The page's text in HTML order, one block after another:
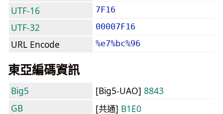
UTF-16 7F16
UTF-32 00007F16
URL Encode %e7%bc%96
東亞編碼資訊
Big5 [Big5-UAO] 8843
GB
[共通] B1E0